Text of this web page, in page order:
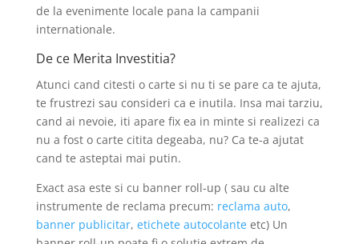
de la evenimente locale pana la campanii
internationale.
De ce Merita Investitia?
Atunci cand citesti o carte si nu ti se pare ca te ajuta,
te frustrezi sau consideri ca e inutila. Insa mai tarziu,
cand ai nevoie, iti apare fix ea in minte si realizezi ca
nu a fost o carte citita degeaba, nu? Ca te-a ajutat
cand te asteptai mai putin.
Exact asa este si cu banner roll-up ( sau cu alte
instrumente de reclama precum: reclama auto,
banner publicitar, etichete autocolanteetc) Un